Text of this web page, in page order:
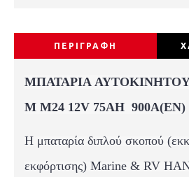
ΠΕΡΙΓΡΑΦΗ
ΜΠΑΤΑΡΙΑ
M M24 12V 75AH 900A(EN)
Η μπαταρία διπλού σκοπού
εκφόρτισης) Marine & RV